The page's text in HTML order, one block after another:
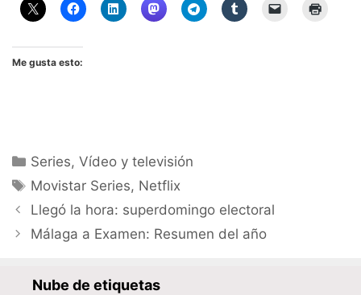
Me gusta esto:
Categorías
Series,Vídeo y televisión
Etiquetas
Movistar Series, Netflix
Llegó la hora: superdomingo electoral
Málaga a Examen: Resumen del año
Nube de etiquetas